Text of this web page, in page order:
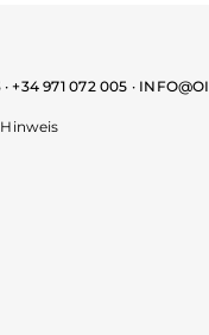
971 072 005 ·